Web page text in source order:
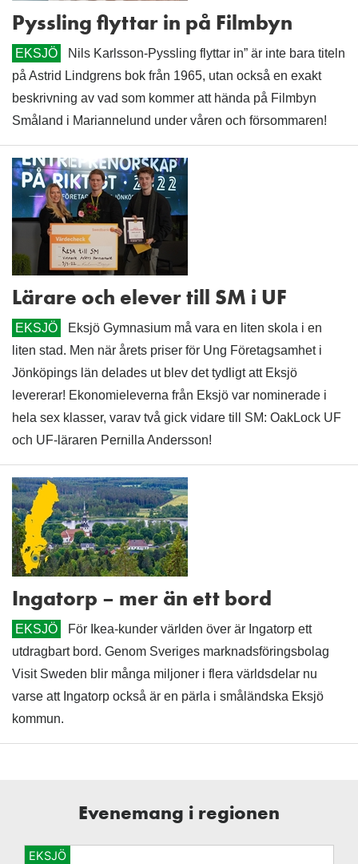
Pyssling flyttar in på Filmbyn
EKSJÖ
Nils Karlsson-Pyssling flyttar in” är inte bara titeln
på Astrid Lindgrens bok från 1965, utan också en exakt
beskrivning av vad som kommer att hända på Filmbyn
Småland i Mariannelund under våren och försommaren!
Lärare och elever till SM i UF
EKSJÖ
Eksjö Gymnasium må vara en liten skola i en
liten stad. Men när årets priser för Ung Företagsamhet i
Jönköpings län delades ut blev det tydligt att Eksjö
levererar! Ekonomieleverna från Eksjö var nominerade i
hela sex klasser, varav två gick vidare till SM: OakLock UF
och UF-läraren Pernilla Andersson!
Ingatorp – mer än ett bord
EKSJÖ
För Ikea-kunder världen över är Ingatorp ett
utdragbart bord. Genom Sveriges marknadsföringsbolag
Visit Sweden blir många miljoner i flera världsdelar nu
varse att Ingatorp också är en pärla i småländska Eksjö
kommun.
Evenemang i regionen
EKSJÖ